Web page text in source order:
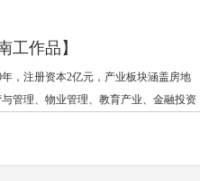
工作品】
，注册资本2亿元，产业板块涵盖房地
管理、物业管理、教育产业、金融投资
”、“东莞房地产开发先进企业”、“中国